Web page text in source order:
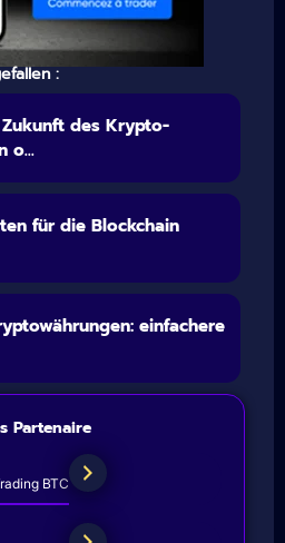
:
des Krypto-
o...
für die Blockchain
einfachere
Partenaire
BTC